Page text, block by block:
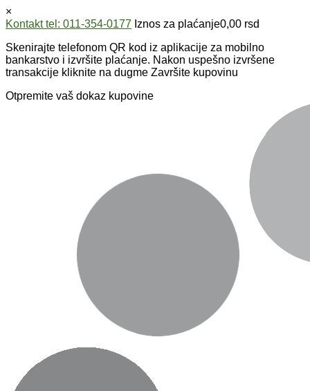
×
Kontakt tel: 011-354-0177 Iznos za plaćanje0,00 rsd
Skenirajte telefonom QR kod iz aplikacije za mobilno
bankarstvo i izvršite plaćanje. Nakon uspešno izvršene
transakcije kliknite na dugme Završite kupovinu
Otpremite vaš dokaz kupovine